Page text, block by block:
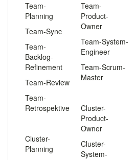
Team-
Planning
Team-Sync
Team-
Backlog-
Refinement
Team-Review
Team-
Retrospektive
Cluster-
Planning
Team-
Product-
Owner
Team-System-
Engineer
Team-Scrum-
Master
Cluster-
Product-
Owner
Cluster-
System-